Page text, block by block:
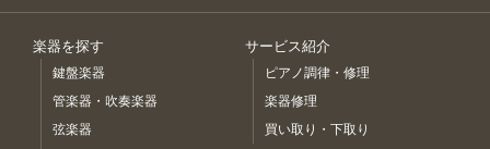
楽器を探す
鍵盤楽器
管楽器・吹奏楽器
弦楽器
サービス紹介
ピアノ調律・修理
楽器修理
買い取り・下取り